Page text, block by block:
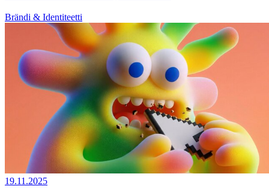
Brändi & Identiteetti
19.11.2025